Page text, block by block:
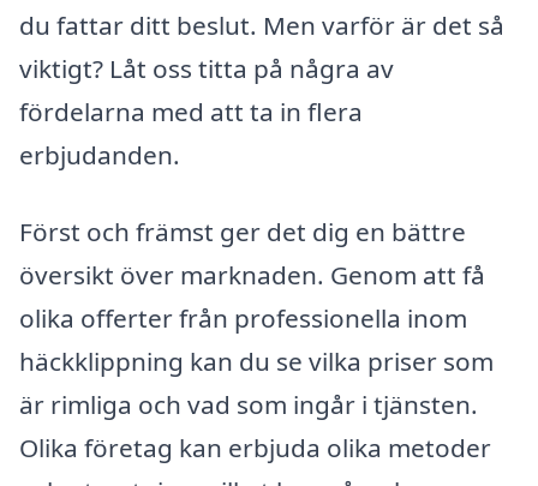
du fattar ditt beslut. Men varför är det så
viktigt? Låt oss titta på några av
fördelarna med att ta in flera
erbjudanden.
Först och främst ger det dig en bättre
översikt över marknaden. Genom att få
olika offerter från professionella inom
häckklippning kan du se vilka priser som
är rimliga och vad som ingår i tjänsten.
Olika företag kan erbjuda olika metoder